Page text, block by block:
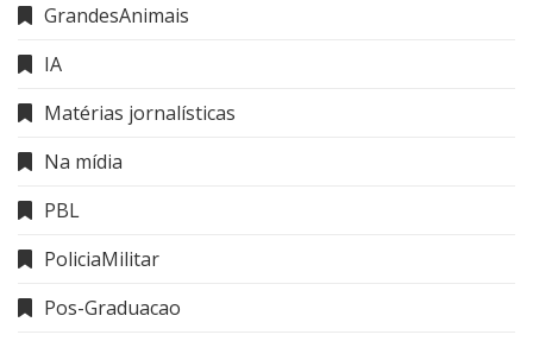
GrandesAnimais
IA
Matérias jornalísticas
Na mídia
PBL
PoliciaMilitar
Pos-Graduacao